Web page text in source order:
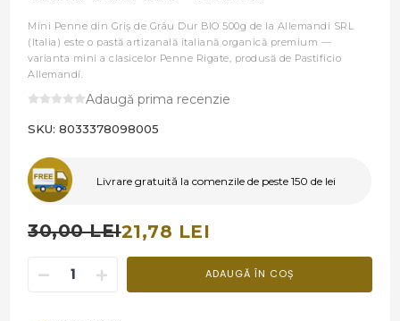
Mini Penne din Griș de Grâu Dur BIO 500g de la Allemandi SRL
(Italia) este o pastă artizanală italiană organică premium —
varianta mini a clasicelor Penne Rigate, produsă de Pastificio
Allemandi.
Adaugă prima recenzie
SKU: 8033378098005
Livrare gratuită la comenzile de peste 150 de lei
30,00 LEI21,78 LEI
ADAUGĂ ÎN COȘ